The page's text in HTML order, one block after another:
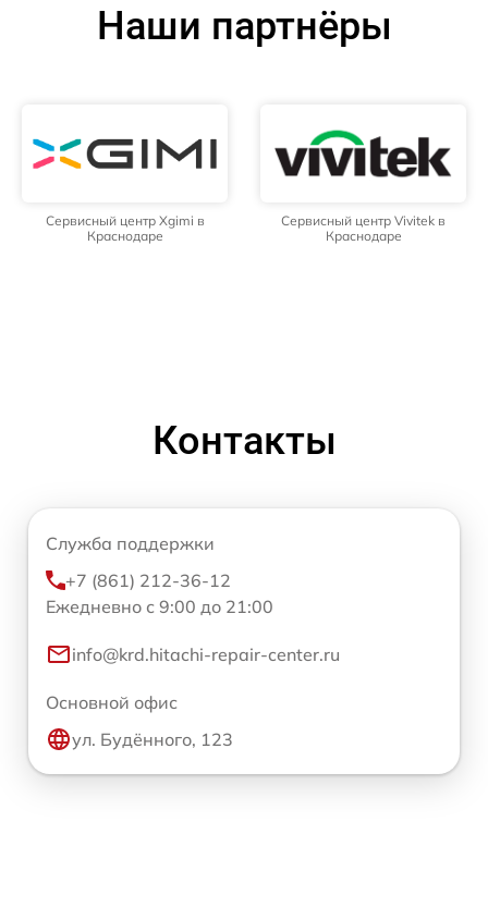
Наши партнёры
Сервисный центр Xgimi в
Краснодаре
Сервисный центр Vivitek в
Краснодаре
Контакты
Служба поддержки
+7 (861) 212-36-12
Ежедневно с 9:00 до 21:00
info@krd.hitachi-repair-center.ru
Основной офис
ул. Будённого, 123